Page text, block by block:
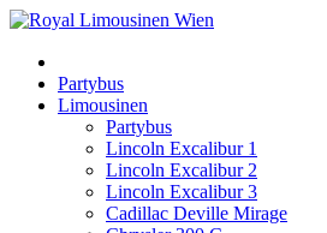
Partybus
Limousinen
Partybus
Lincoln Excalibur 1
Lincoln Excalibur 2
Lincoln Excalibur 3
Cadillac Deville Mirage